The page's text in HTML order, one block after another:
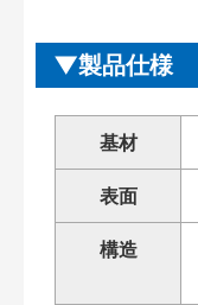
製品仕様
基材
表面
構造